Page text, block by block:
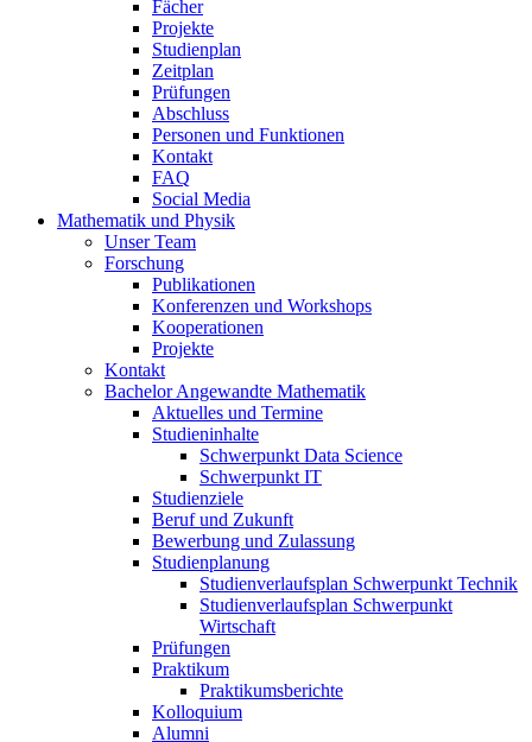
Fächer
Projekte
Studienplan
Zeitplan
Prüfungen
Abschluss
Personen und Funktionen
Kontakt
FAQ
Social Media
Mathematik und Physik
Unser Team
Forschung
Publikationen
Konferenzen und Workshops
Kooperationen
Projekte
Kontakt
Bachelor Angewandte Mathematik
Aktuelles und Termine
Studieninhalte
Schwerpunkt Data Science
Schwerpunkt IT
Studienziele
Beruf und Zukunft
Bewerbung und Zulassung
Studienplanung
Studienverlaufsplan Schwerpunkt Technik
Studienverlaufsplan Schwerpunkt
Wirtschaft
Prüfungen
Praktikum
Praktikumsberichte
Kolloquium
Alumni